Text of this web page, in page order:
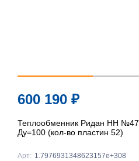
600 190 ₽
Теплообменник Ридан НН №47
Ду=100 (кол-во пластин 52)
Арт: 1.7976931348623157e+308